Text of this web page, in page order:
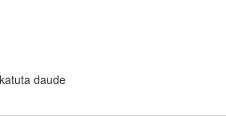
daude